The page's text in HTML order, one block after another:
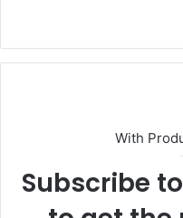
With
Subscribe